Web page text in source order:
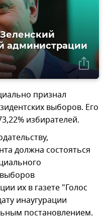
администрации
признал
выборов. Его
избирателей.
должна состояться
их в газете "Голос
инаугурации
постановлением.